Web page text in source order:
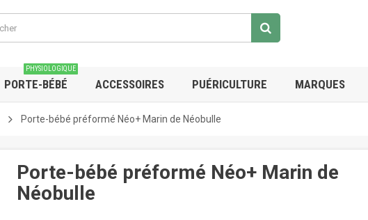
PORTE-BÉBÉ
PHYSIOLOGIQUE
ACCESSOIRES PUÉRICULTURE MARQUES
Porte-bébé préformé Néo+ Marin de Néobulle
Porte-bébé préformé Néo+ Marin de
Néobulle